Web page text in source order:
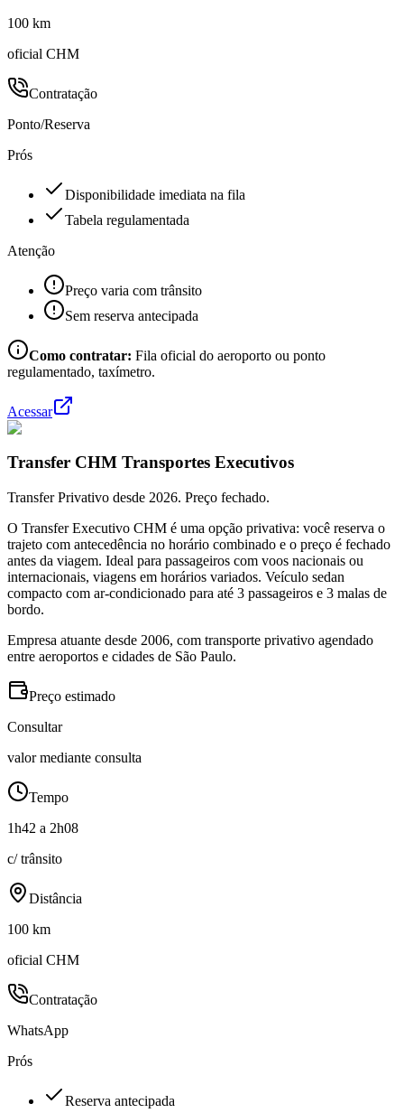
100 km
oficial CHM
Contratação
Ponto/Reserva
Prós
Disponibilidade imediata na fila
Tabela regulamentada
Atenção
Preço varia com trânsito
Sem reserva antecipada
Como contratar: Fila oficial do aeroporto ou ponto
regulamentado, taxímetro.
Acessar
Transfer CHM Transportes Executivos
Transfer Privativo desde 2026. Preço fechado.
O Transfer Executivo CHM é uma opção privativa: você reserva o
trajeto com antecedência no horário combinado e o preço é fechado
antes da viagem. Ideal para passageiros com voos nacionais ou
internacionais, viagens em horários variados. Veículo sedan
compacto com ar-condicionado para até 3 passageiros e 3 malas de
bordo.
Empresa atuante desde 2006, com transporte privativo agendado
entre aeroportos e cidades de São Paulo.
Preço estimado
Consultar
valor mediante consulta
Tempo
1h42 a 2h08
c/ trânsito
Distância
100 km
oficial CHM
Contratação
WhatsApp
Prós
Reserva antecipada